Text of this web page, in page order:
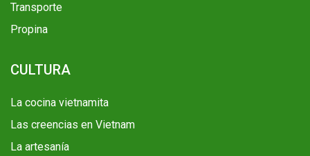
Transporte
Propina
CULTURA
La cocina vietnamita
Las creencias en Vietnam
La artesanía